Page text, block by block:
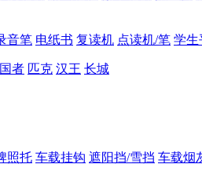
音笔 电纸书 复读机 点读机/笔 学生
者 匹克 汉王 长城
照托 车载挂钩 遮阳挡/雪挡 车载烟